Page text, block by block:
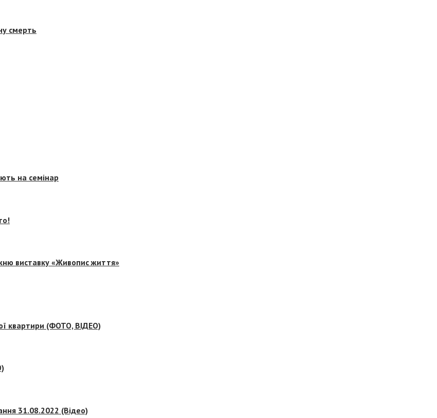
смерть
на семінар
виставку «Живопис життя»
квартири (ФОТО, ВІДЕО)
31.08.2022 (Відео)